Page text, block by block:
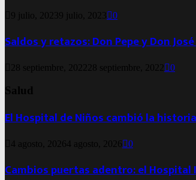
9 julio, 20239 julio, 2023 0
Saldos y retazos: Don Pepe y Don
28 septiembre, 2022 28 septiembre, 2022 0
Salud
El Hospital de Niños cambió la
4 agosto, 20264 agosto, 2026 0
Cambios puertas adentro: el